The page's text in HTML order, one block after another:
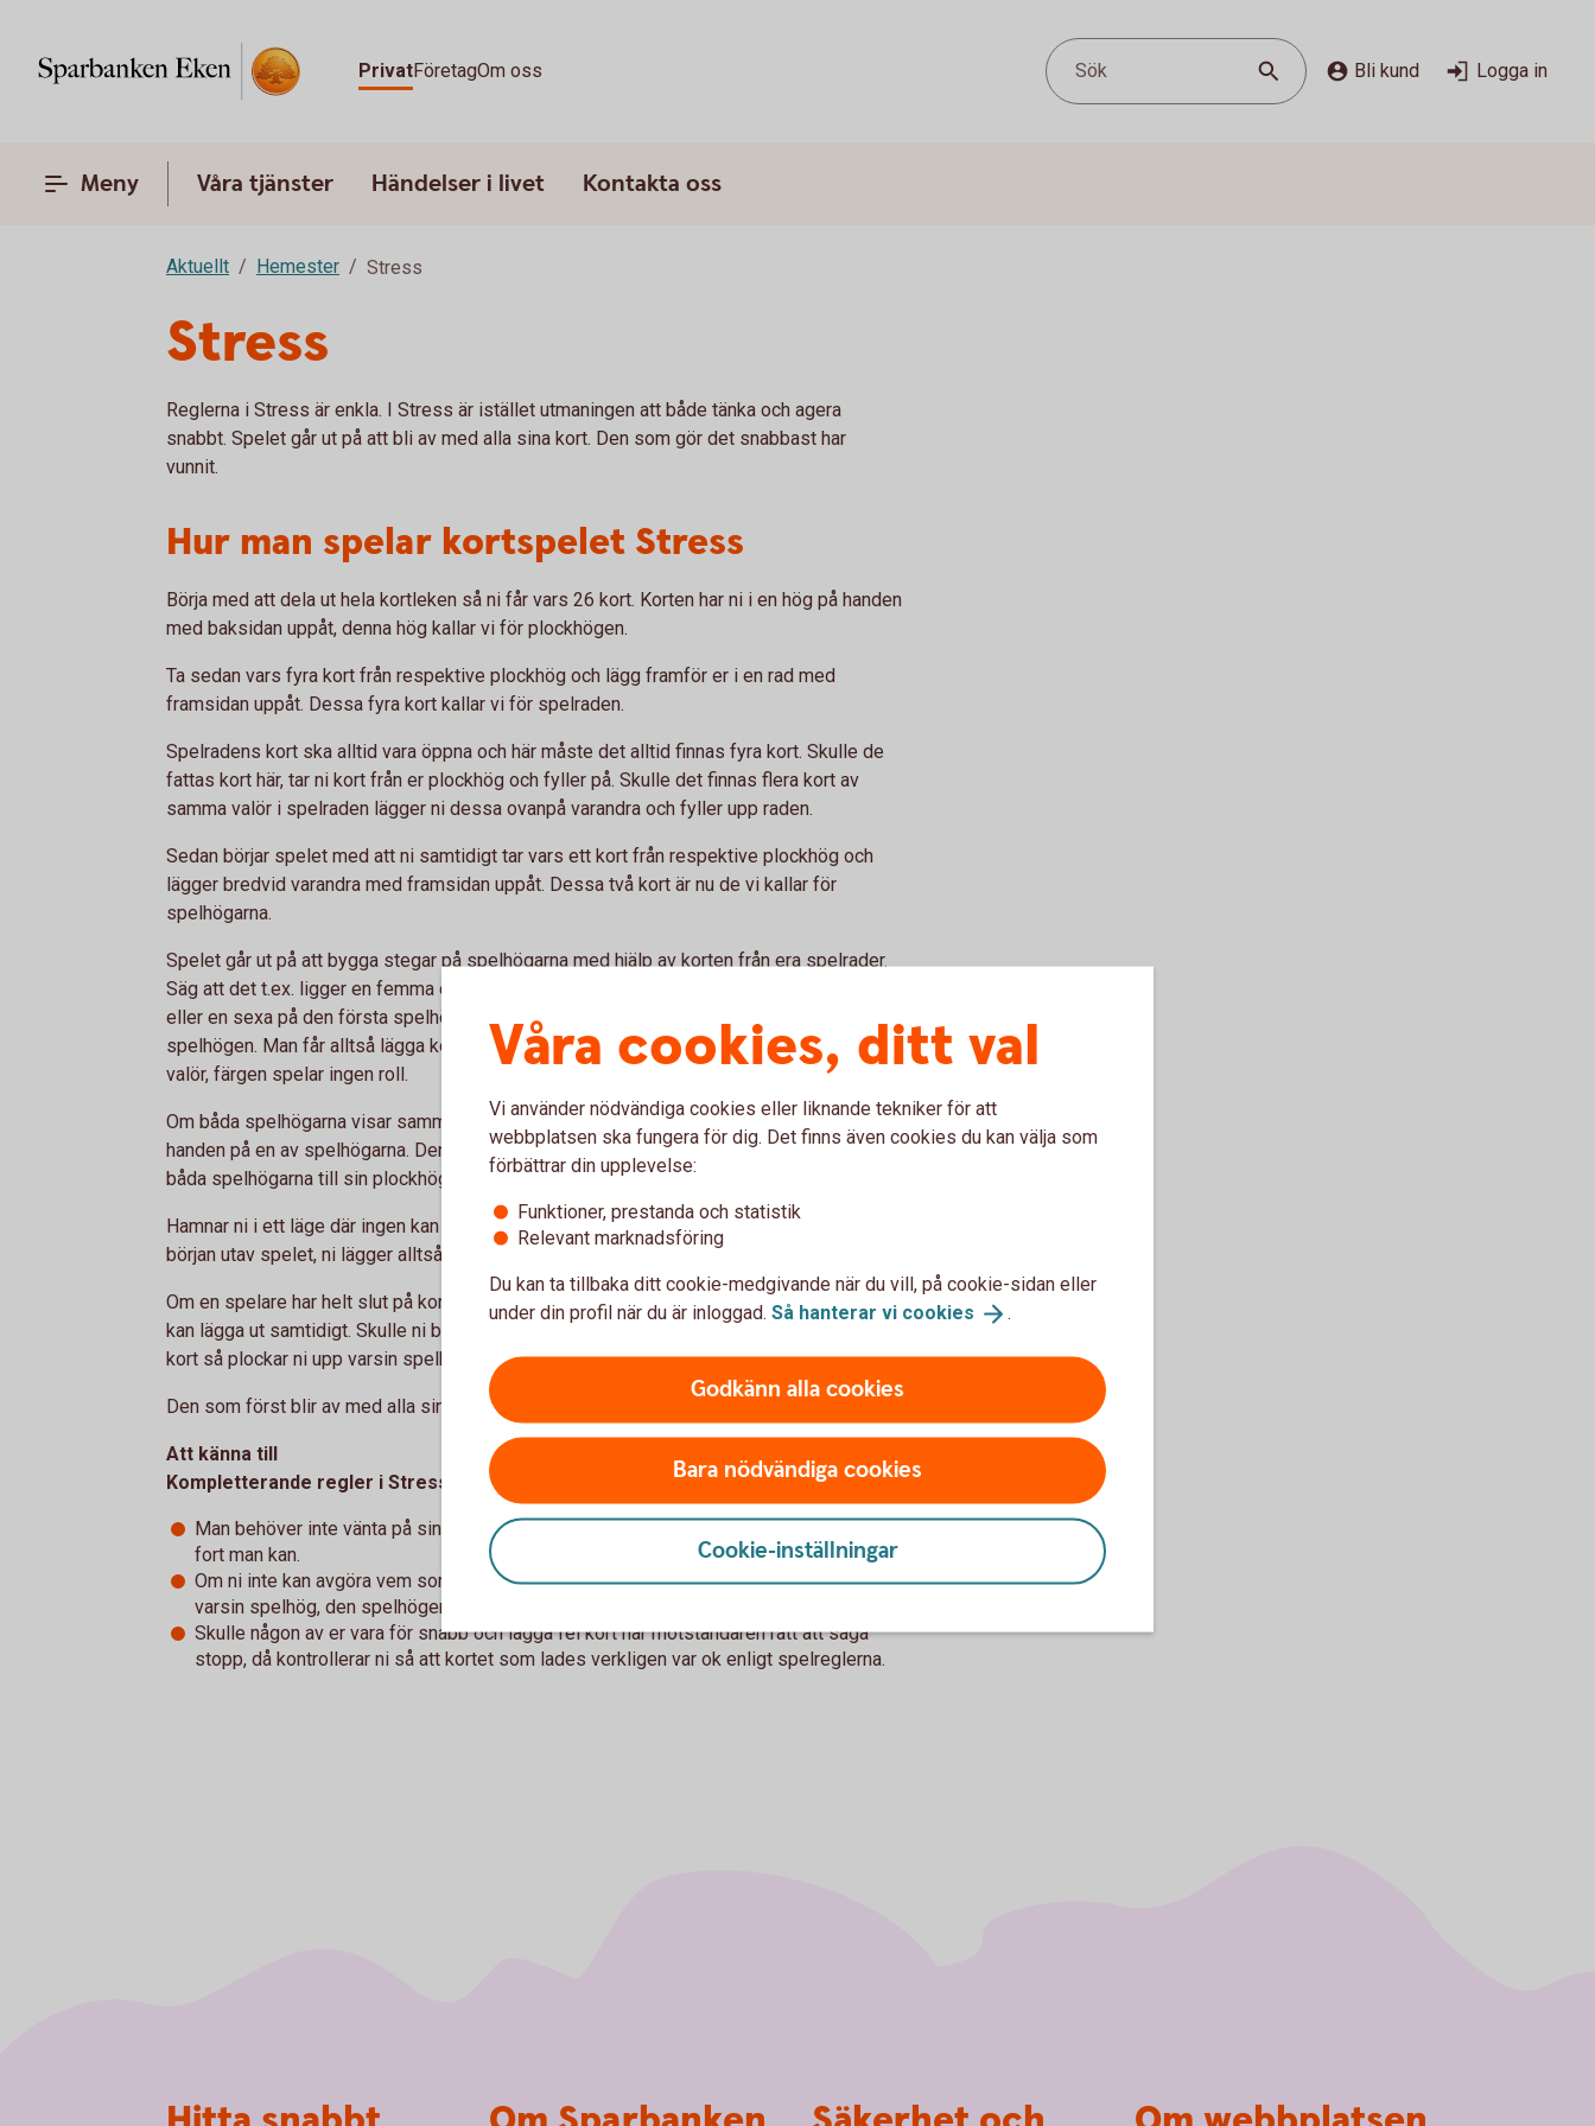
PrivatFöretagOm oss Sök Bli kund Logga in
Meny Våra tjänster Händelser i livet Kontakta oss
Aktuellt Hemester Stress
Stress
Reglerna i Stress är enkla. I Stress är istället utmaningen att både tänka och agera
snabbt. Spelet går ut på att bli av med alla sina kort. Den som gör det snabbast har
vunnit.
Hur man spelar kortspelet Stress
Börja med att dela ut hela kortleken så ni får vars 26 kort. Korten har ni i en hög på handen
med baksidan uppåt, denna hög kallar vi för plockhögen.
Ta sedan vars fyra kort från respektive plockhög och lägg framför er i en rad med
framsidan uppåt. Dessa fyra kort kallar vi för spelraden.
Spelradens kort ska alltid vara öppna och här måste det alltid finnas fyra kort. Skulle de
fattas kort här, tar ni kort från er plockhög och fyller på. Skulle det finnas flera kort av
samma valör i spelraden lägger ni dessa ovanpå varandra och fyller upp raden.
Sedan börjar spelet med att ni samtidigt tar vars ett kort från respektive plockhög och
lägger bredvid varandra med framsidan uppåt. Dessa två kort är nu de vi kallar för
spelhögarna.
Spelet går ut på att bygga stegar på spelhögarna med hjälp av korten från era spelrader.
Säg att det t.ex. ligger en femma och en dam på spelhögarna. Ni kan då lägga en fyra
eller en sexa på den första spelhögen samt en knekt eller en kung på den andra
spelhögen. Man får alltså lägga kort på båda spelhögarna, både i stigande och fallande
valör, färgen spelar ingen roll.
Om båda spelhögarna visar samma valör gäller det att snabbt ropa ”stress” och slå med
handen på en av spelhögarna. Den som är långsammast med detta tvingas då plocka upp
båda spelhögarna till sin plockhög, tänk då på att blanda korten som tas upp.
Hamnar ni i ett läge där ingen kan lägga något kort på spelhögen gör ni precis som i
början utav spelet, ni lägger alltså ut nya kort från plockhögen på spelhögen.
Om en spelare har helt slut på kort i plockhögen får motspelaren lämna över ett kort så ni
kan lägga ut samtidigt. Skulle ni båda ha slut på era plockhögar och inte kan lägga något
kort så plockar ni upp varsin spelhög.
Den som först blir av med alla sina kort, både plockhögen och spelraden har vunnit.
Att känna till
Kompletterande regler i Stress
Man behöver inte vänta på sin tur för att lägga kort, utan här lägger man sina kort så
fort man kan.
Om ni inte kan avgöra vem som var snabbast med att ropa ”stress” plockar ni upp
varsin spelhög, den spelhögen ni slog på.
Skulle någon av er vara för snabb och lägga fel kort har motståndaren rätt att säga
stopp, då kontrollerar ni så att kortet som lades verkligen var ok enligt spelreglerna.
Våra cookies, ditt val
Vi använder nödvändiga cookies eller liknande tekniker för att
webbplatsen ska fungera för dig. Det finns även cookies du kan välja som
förbättrar din upplevelse:
Funktioner, prestanda och statistik
Relevant marknadsföring
Du kan ta tillbaka ditt cookie-medgivande när du vill, på cookie-sidan eller
under din profil när du är inloggad. Så hanterar vi cookies .
Godkänn alla cookies
Bara nödvändiga cookies
Cookie-inställningar